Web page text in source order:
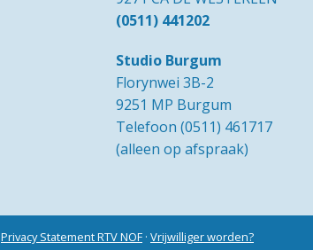
(0511) 441202
Studio Burgum
Florynwei 3B-2
9251 MP Burgum
Telefoon (0511) 461717
(alleen op afspraak)
Privacy Statement RTV NOF · Vrijwilliger worden?